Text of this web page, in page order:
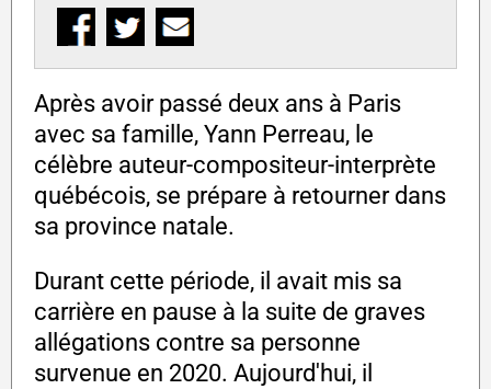
Après avoir passé deux ans à Paris
avec sa famille, Yann Perreau, le
célèbre auteur-compositeur-interprète
québécois, se prépare à retourner dans
sa province natale.
Durant cette période, il avait mis sa
carrière en pause à la suite de graves
allégations contre sa personne
survenue en 2020. Aujourd'hui, il